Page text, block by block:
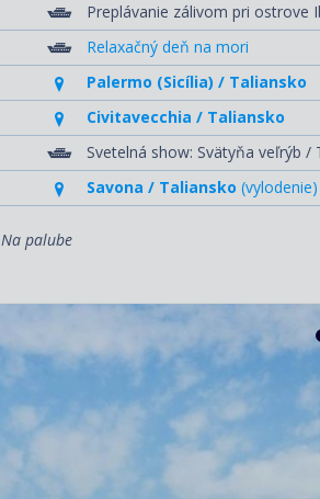
Preplávanie zálivom pri ostrove
Relaxačný deň na mori
Palermo (Sicília) / Taliansko
Civitavecchia / Taliansko
Svetelná show: Svätyňa veľrýb /
Savona / Taliansko (vylodenie)
Na palube